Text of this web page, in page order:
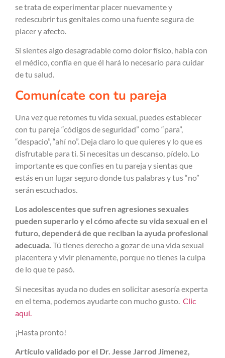
se trata de experimentar placer nuevamente y
redescubrir tus genitales como una fuente segura de
placer y afecto.
Si sientes algo desagradable como dolor físico, habla con
el médico, confía en que él hará lo necesario para cuidar
de tu salud.
Comunícate con tu pareja
Una vez que retomes tu vida sexual, puedes establecer
con tu pareja “códigos de seguridad” como “para”,
“despacio”, “ahí no”. Deja claro lo que quieres y lo que es
disfrutable para ti. Si necesitas un descanso, pídelo. Lo
importante es que confíes en tu pareja y sientas que
estás en un lugar seguro donde tus palabras y tus “no”
serán escuchados.
Los adolescentes que sufren agresiones sexuales
pueden superarlo y el cómo afecte su vida sexual en el
futuro, dependerá de que reciban la ayuda profesional
adecuada. Tú tienes derecho a gozar de una vida sexual
placentera y vivir plenamente, porque no tienes la culpa
de lo que te pasó.
Si necesitas ayuda no dudes en solicitar asesoría experta
en el tema, podemos ayudarte con mucho gusto. Clic
aquí.
¡Hasta pronto!
Artículo validado por el Dr. Jesse Jarrod Jimenez,